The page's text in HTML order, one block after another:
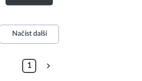
Načíst další
1